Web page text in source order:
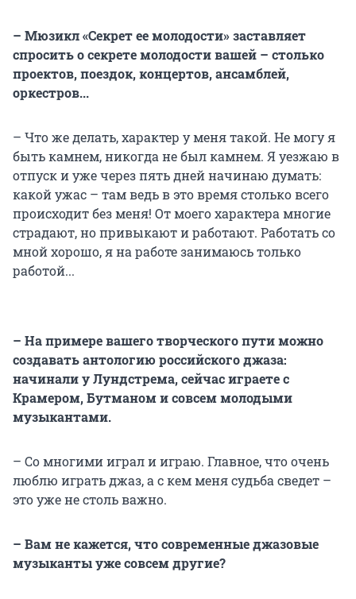
– Мюзикл «Секрет ее молодости» заставляет
спросить о секрете молодости вашей – столько
проектов, поездок, концертов, ансамблей,
оркестров...
– Что же делать, характер у меня такой. Не могу я
быть камнем, никогда не был камнем. Я уезжаю в
отпуск и уже через пять дней начинаю думать:
какой ужас – там ведь в это время столько всего
происходит без меня! От моего характера многие
страдают, но привыкают и работают. Работать со
мной хорошо, я на работе занимаюсь только
работой...
– На примере вашего творческого пути можно
создавать антологию российского джаза:
начинали у Лундстрема, сейчас играете с
Крамером, Бутманом и совсем молодыми
музыкантами.
– Со многими играл и играю. Главное, что очень
люблю играть джаз, а с кем меня судьба сведет –
это уже не столь важно.
– Вам не кажется, что современные джазовые
музыканты уже совсем другие?